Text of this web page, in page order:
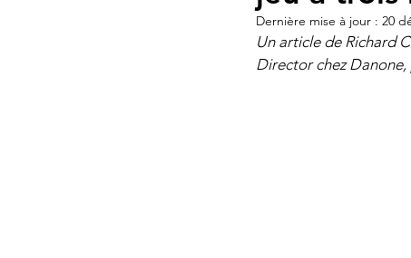
Dernière mise à jour : 20
Un article de Richard
Director chez